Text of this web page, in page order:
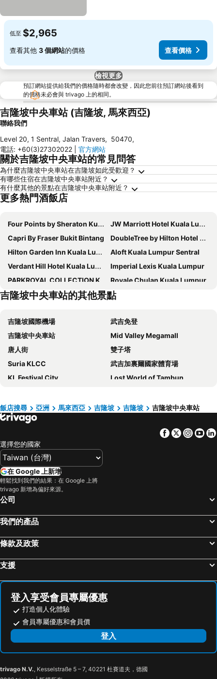
低至 $2,965
查看其他 3 個網站的價格 查看價格
檢視更多
預訂網站提供給我們的價格隨時都會改變，因此您前往預訂網站後看到
的價格未必會與 trivago 上的相同。
吉隆坡中央車站 (吉隆坡, 馬來西亞)
聯絡我們
Level 20, 1 Sentral, Jalan Travers, 50470,
電話: +60(3)27302022 官方網站
關於吉隆坡中央車站的常見問答
為什麼吉隆坡中央車站在吉隆坡如此受歡迎？
有哪些住宿在吉隆坡中央車站附近？
有什麼其他的景點在吉隆坡中央車站附近？
更多熱門酒飯店
Four Points by Sheraton Kuala Lumpur, Chinatown
JW Marriott Hotel Kuala Lumpur
Capri By Fraser Bukit Bintang
DoubleTree by Hilton Hotel Kuala Lumpur
Hilton Garden Inn Kuala Lumpur Jalan Tuanku Abdul Rahman North
Aloft Kuala Lumpur Sentral
Verdant Hill Hotel Kuala Lumpur
Imperial Lexis Kuala Lumpur
PARKROYAL COLLECTION Kuala Lumpur
Royale Chulan Kuala Lumpur
吉隆坡帝盛酒店
Santa Grand Signature Kuala Lumpur
Traders Kuala Lumpur
Oasia Suites Kuala Lumpur by Far East Hospitality
Sunway Putra Hotel Kuala Lumpur
Concorde Hotel Kuala Lumpur
The Ritz-Carlton, Kuala Lumpur
Hotel Royal Signature
WOLO Kuala Lumpur
Sheraton Imperial Kuala Lumpur Hotel
Easy Hotel KL Sentral
Grand Hyatt Kuala Lumpur
Mandarin Oriental, Kuala Lumpur
Cititel Mid Valley
Sleeping Lion Suites
Hilton Garden Inn Kuala Lumpur Jalan Tuanku Abdul Rahman South
Hotel Indigo Kuala Lumpur on the Park by IHG
Hilton Kuala Lumpur
Novotel Kuala Lumpur City Centre
The RuMa Hotel and Residences
PARKROYAL Serviced Suites Kuala Lumpur
Ahyu Hotel
Wyndham Suites KLCC
INNSiDE by Meliá Kuala Lumpur Cheras
Furama Bukit Bintang
Metro Hotel @ KL Sentral
The St. Regis Kuala Lumpur
M&M Hotel
M & M Kl Sentral
Palette KL Sentral Station Formerly Scott Hotel
Scarletz Mana-Mana Suites KLCC
吉隆坡中央車站的其他景點
吉隆坡國際機場
武吉免登
吉隆坡中央車站
Mid Valley Megamall
唐人街
雙子塔
Suria KLCC
武吉加裏爾國家體育場
KL Festival City
Lost World of Tambun
Sunway Pyramid Shopping Centre
荷蘭紅屋
鷄場街步行道
Jalan Tun Razak
Sunway Lagoon Theme Park
Melaka's towers
KLIA Ekspres
Pasar Seni
SMART Motorway
Muzium Kesenian Islam Malaysia
舊中央車站
國家清真寺
Little India
獨立廣場
Kuala Gandah Elephant Conservation Centre
One Utama Shopping Centre
The Curve
Bukit Melawati
Taman Negara National Park
A'Famosa
飯店搜尋 亞洲 馬來西亞 吉隆坡 吉隆坡 吉隆坡中央車站
Facebook
Twitter
選擇您的國家
在 Google 上新增
輕鬆找到我們的結果：在 Google 上將
trivago 新增為偏好來源。
公司
我們的產品
條款及政策
支援
登入享受會員專屬優惠
打造個人化體驗
會員專屬優惠和會員價
登入
trivago N.V., Kesselstraße 5 – 7, 40221 杜賽道夫，德國